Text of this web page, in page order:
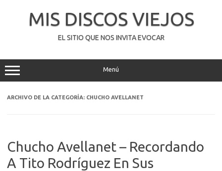
contenidoMIS DISCOS VIEJOS
EL SITIO QUE NOS INVITA EVOCAR
Menú
ARCHIVO DE LA CATEGORÍA: CHUCHO AVELLANET
Chucho Avellanet – Recordando
A Tito Rodríguez En Sus